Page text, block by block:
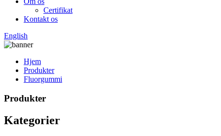
Certifikat
Kontakt os
English
Hjem
Produkter
Fluorgummi
Produkter
Kategorier